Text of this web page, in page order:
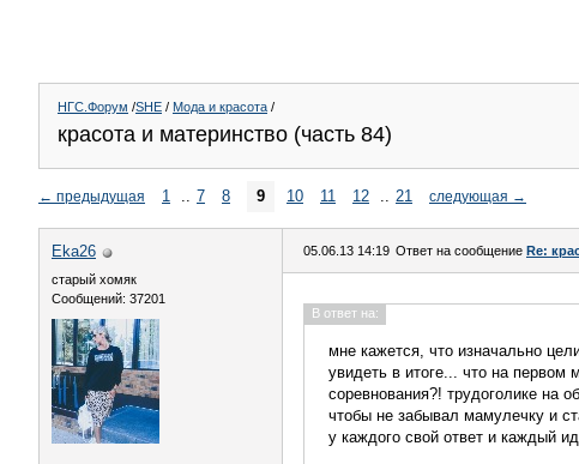
НГС.Форум /SHE / Мода и красота /
красота и материнство (часть 84)
← предыдущая 1 .. 7 8 9 10 11 12 .. 21 следующая →
Eka26
старый хомяк
Сообщений: 37201
05.06.13 14:19 Ответ на сообщение Re:
В ответ на:
мне кажется, что изначально
увидеть в итоге... что на первом
соревнования?! трудоголике на
чтобы не забывал мамулечку и
у каждого свой ответ и каждый